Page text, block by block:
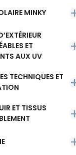
MINKY
ET
AUX UV
TECHNIQUES ET
ET TISSUS